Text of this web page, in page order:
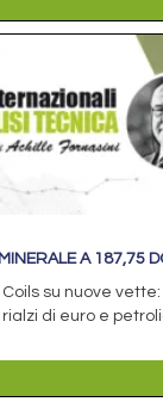
A 187,75
su nuove
di euro e